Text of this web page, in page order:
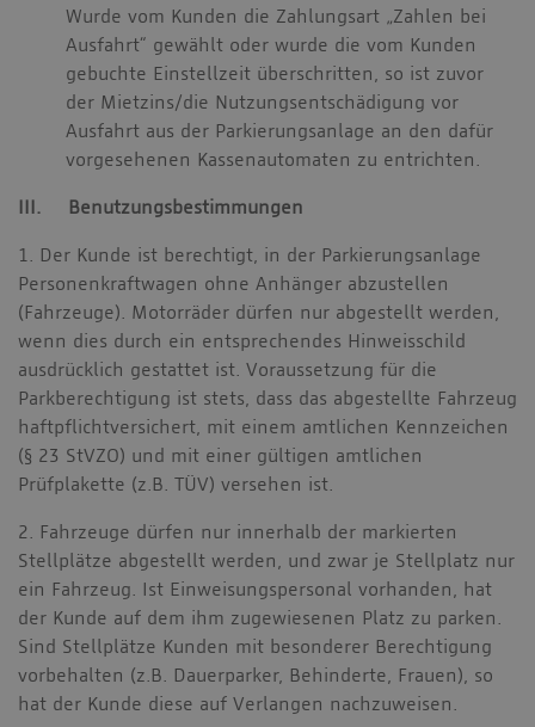
Wurde vom Kunden die Zahlungsart „Zahlen bei
Ausfahrt“ gewählt oder wurde die vom Kunden
gebuchte Einstellzeit überschritten, so ist zuvor
der Mietzins/die Nutzungsentschädigung vor
Ausfahrt aus der Parkierungsanlage an den dafür
vorgesehenen Kassenautomaten zu entrichten.
III. Benutzungsbestimmungen
1. Der Kunde ist berechtigt, in der Parkierungsanlage
Personenkraftwagen ohne Anhänger abzustellen
(Fahrzeuge). Motorräder dürfen nur abgestellt werden,
wenn dies durch ein entsprechendes Hinweisschild
ausdrücklich gestattet ist. Voraussetzung für die
Parkberechtigung ist stets, dass das abgestellte Fahrzeug
haftpflichtversichert, mit einem amtlichen Kennzeichen
(§ 23 StVZO) und mit einer gültigen amtlichen
Prüfplakette (z.B. TÜV) versehen ist.
2. Fahrzeuge dürfen nur innerhalb der markierten
Stellplätze abgestellt werden, und zwar je Stellplatz nur
ein Fahrzeug. Ist Einweisungspersonal vorhanden, hat
der Kunde auf dem ihm zugewiesenen Platz zu parken.
Sind Stellplätze Kunden mit besonderer Berechtigung
vorbehalten (z.B. Dauerparker, Behinderte, Frauen), so
hat der Kunde diese auf Verlangen nachzuweisen.